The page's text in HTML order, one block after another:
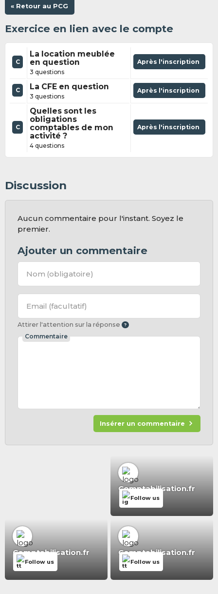
« Retour au PCG
Exercice en lien avec le compte
C
La location meublée
en question
3 questions
Après l'inscription
C La CFE en question
3 questions
Après l'inscription
C
Quelles sont les
obligations
comptables de mon
activité ?
4 questions
Après l'inscription
Discussion
Aucun commentaire pour l'instant. Soyez le
premier.
Ajouter un commentaire
Nom (obligatoire)
Email (facultatif)
Attirer l'attention sur la réponse
Commentaire
Insérer un commentaire
Comptabilisation.fr
Follow us
Comptabilisation.fr
Follow us
Comptabilisation.fr
Follow us